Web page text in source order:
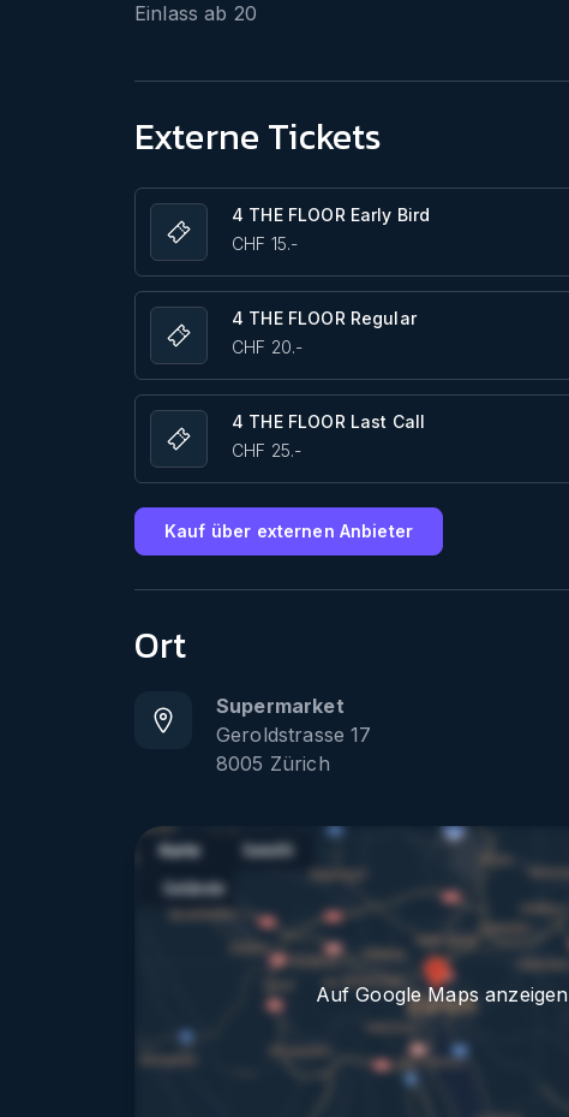
Einlass ab 20
Externe Tickets
4 THE FLOOR Early Bird
CHF 15.-
4 THE FLOOR Regular
CHF 20.-
4 THE FLOOR Last Call
CHF 25.-
Kauf über externen Anbieter
Ort
Supermarket
Geroldstrasse 17
8005 Zürich
Auf Google Maps anzeigen